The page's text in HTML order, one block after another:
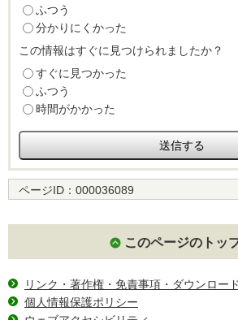
ふつう
分かりにくかった
この情報はすぐに見つけられましたか？
すぐに見つかった
ふつう
時間がかかった
ページID： 000036089
このページのトッ
リンク・著作権・免責事項・ダウンロード
個人情報保護ポリシー